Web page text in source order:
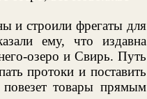
и строили фрегаты для
ему, что издавна
озеро и Свирь. Путь
протоки и поставить
товары прямым